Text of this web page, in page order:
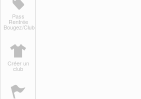
Pass
Rentrée
Bougez/Club
Créer un
club